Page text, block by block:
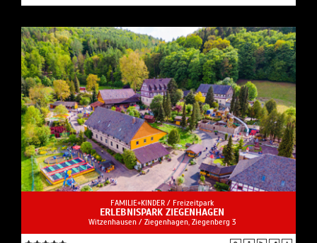
FAMILIE+KINDER / Freizeitpark
ERLEBNISPARK ZIEGENHAGEN
Witzenhausen / Ziegenhagen, Ziegenberg 3